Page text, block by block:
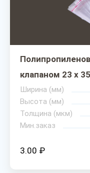
клапаном 23 х
Ширина (мм)
Высота (мм)
Толщина (мкм)
Мин.заказ
3.00 ₽